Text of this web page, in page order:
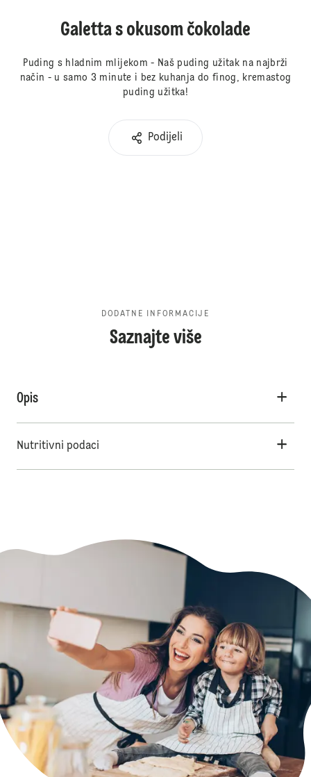
Galetta s okusom čokolade
Puding s hladnim mlijekom - Naš puding užitak na najbrži
način - u samo 3 minute i bez kuhanja do finog, kremastog
puding užitka!
Podijeli
DODATNE INFORMACIJE
Saznajte više
Opis
Nutritivni podaci